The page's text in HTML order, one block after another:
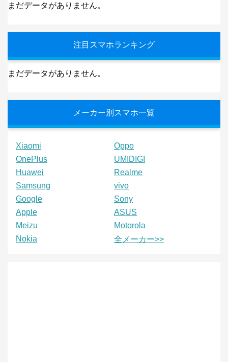
まだデータがありません。
注目スマホランキング
まだデータがありません。
メーカー別スマホ一覧
Xiaomi
Oppo
OnePlus
UMIDIGI
Huawei
Realme
Samsung
vivo
Google
Sony
Apple
ASUS
Meizu
Motorola
Nokia
全メーカー>>